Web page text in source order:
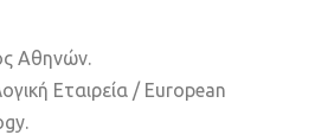
Αθηνών.
Εταιρεία / European